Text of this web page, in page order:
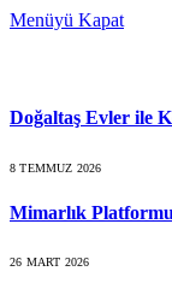
Menüyü Kapat
Doğaltaş Evler ile
8 TEMMUZ 2026
Mimarlık
26 MART 2026